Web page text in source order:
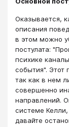
Оказывается,
описания
в этом можно
постулата:
психике
события". Этот
так как в нем
совершенно
направлений.
системе
давайте